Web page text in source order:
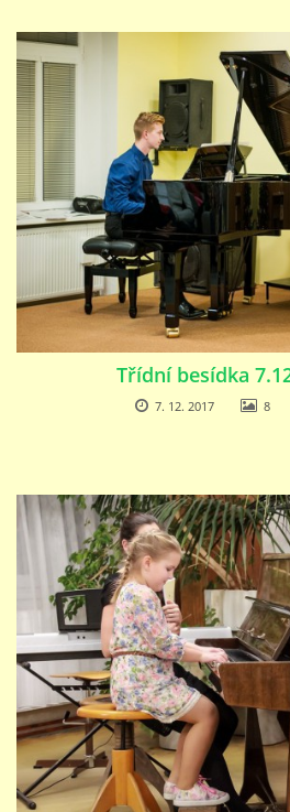
Třídní besídka
7. 12. 2017 8